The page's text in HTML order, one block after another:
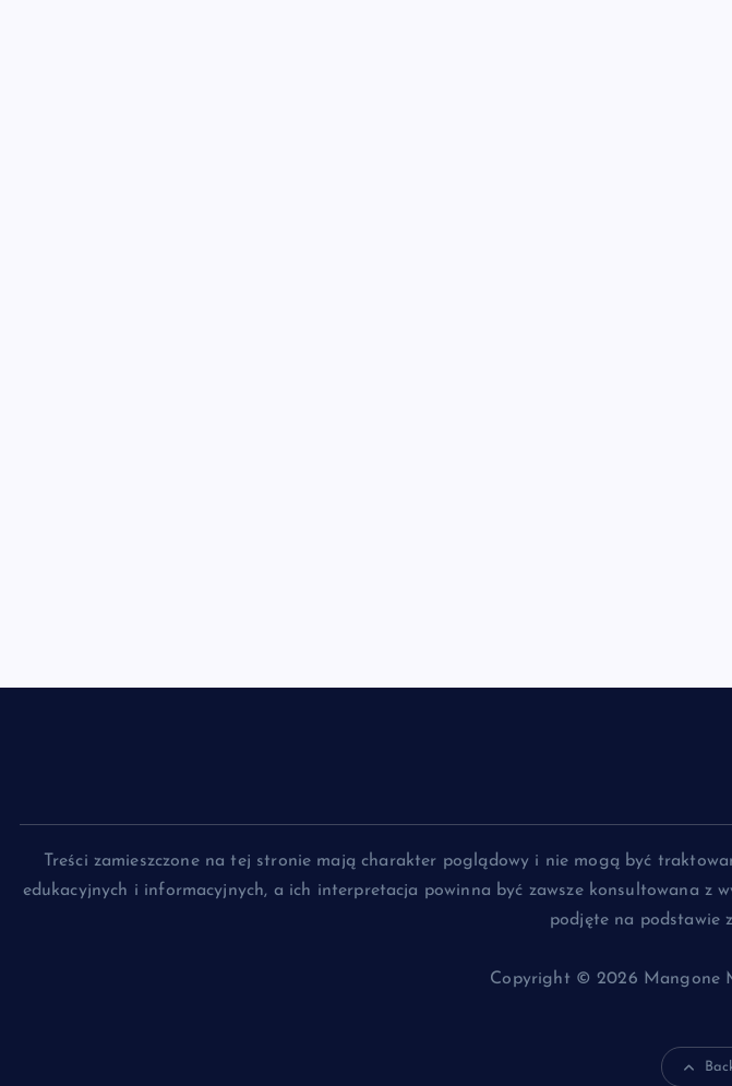
Treści zamieszczone na tej stronie mają charakter poglądowy i nie mogą być
edukacyjnych i informacyjnych, a ich interpretacja powinna być zawsze konsultowana z
podjęte na podstawie
Copyright © 2026 Mangone